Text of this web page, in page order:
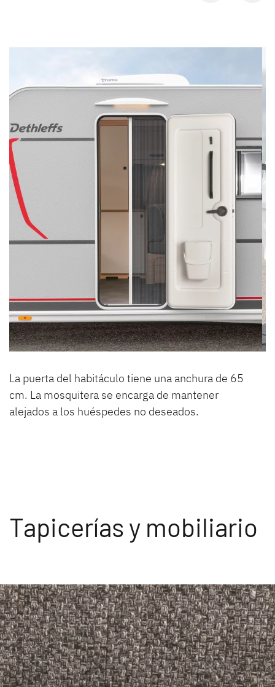
La puerta del habitáculo tiene una anchura de 65
cm. La mosquitera se encarga de mantener
alejados a los huéspedes no deseados.
Tapicerías y mobiliario